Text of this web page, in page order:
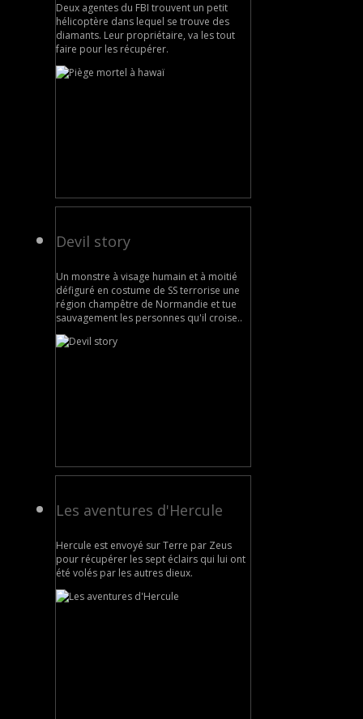
Deux agentes du FBI trouvent un petit
hélicoptère dans lequel se trouve des
diamants. Leur propriétaire, va les tout
faire pour les récupérer.
Devil story
Un monstre à visage humain et à moitié
défiguré en costume de SS terrorise une
région champêtre de Normandie et tue
sauvagement les personnes qu'il croise..
Les aventures d'Hercule
Hercule est envoyé sur Terre par Zeus
pour récupérer les sept éclairs qui lui ont
été volés par les autres dieux.